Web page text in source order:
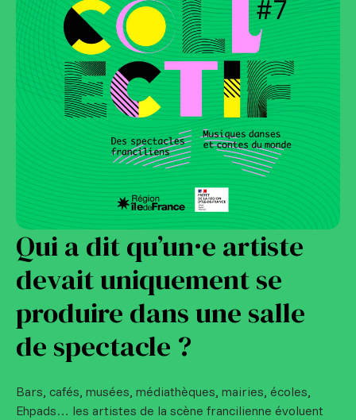
Qui a dit qu’un·e artiste
devait uniquement se
produire dans une salle
de spectacle ?
Bars, cafés, musées, médiathèques, mairies, écoles,
Ehpads… les artistes de la scène francilienne évoluent